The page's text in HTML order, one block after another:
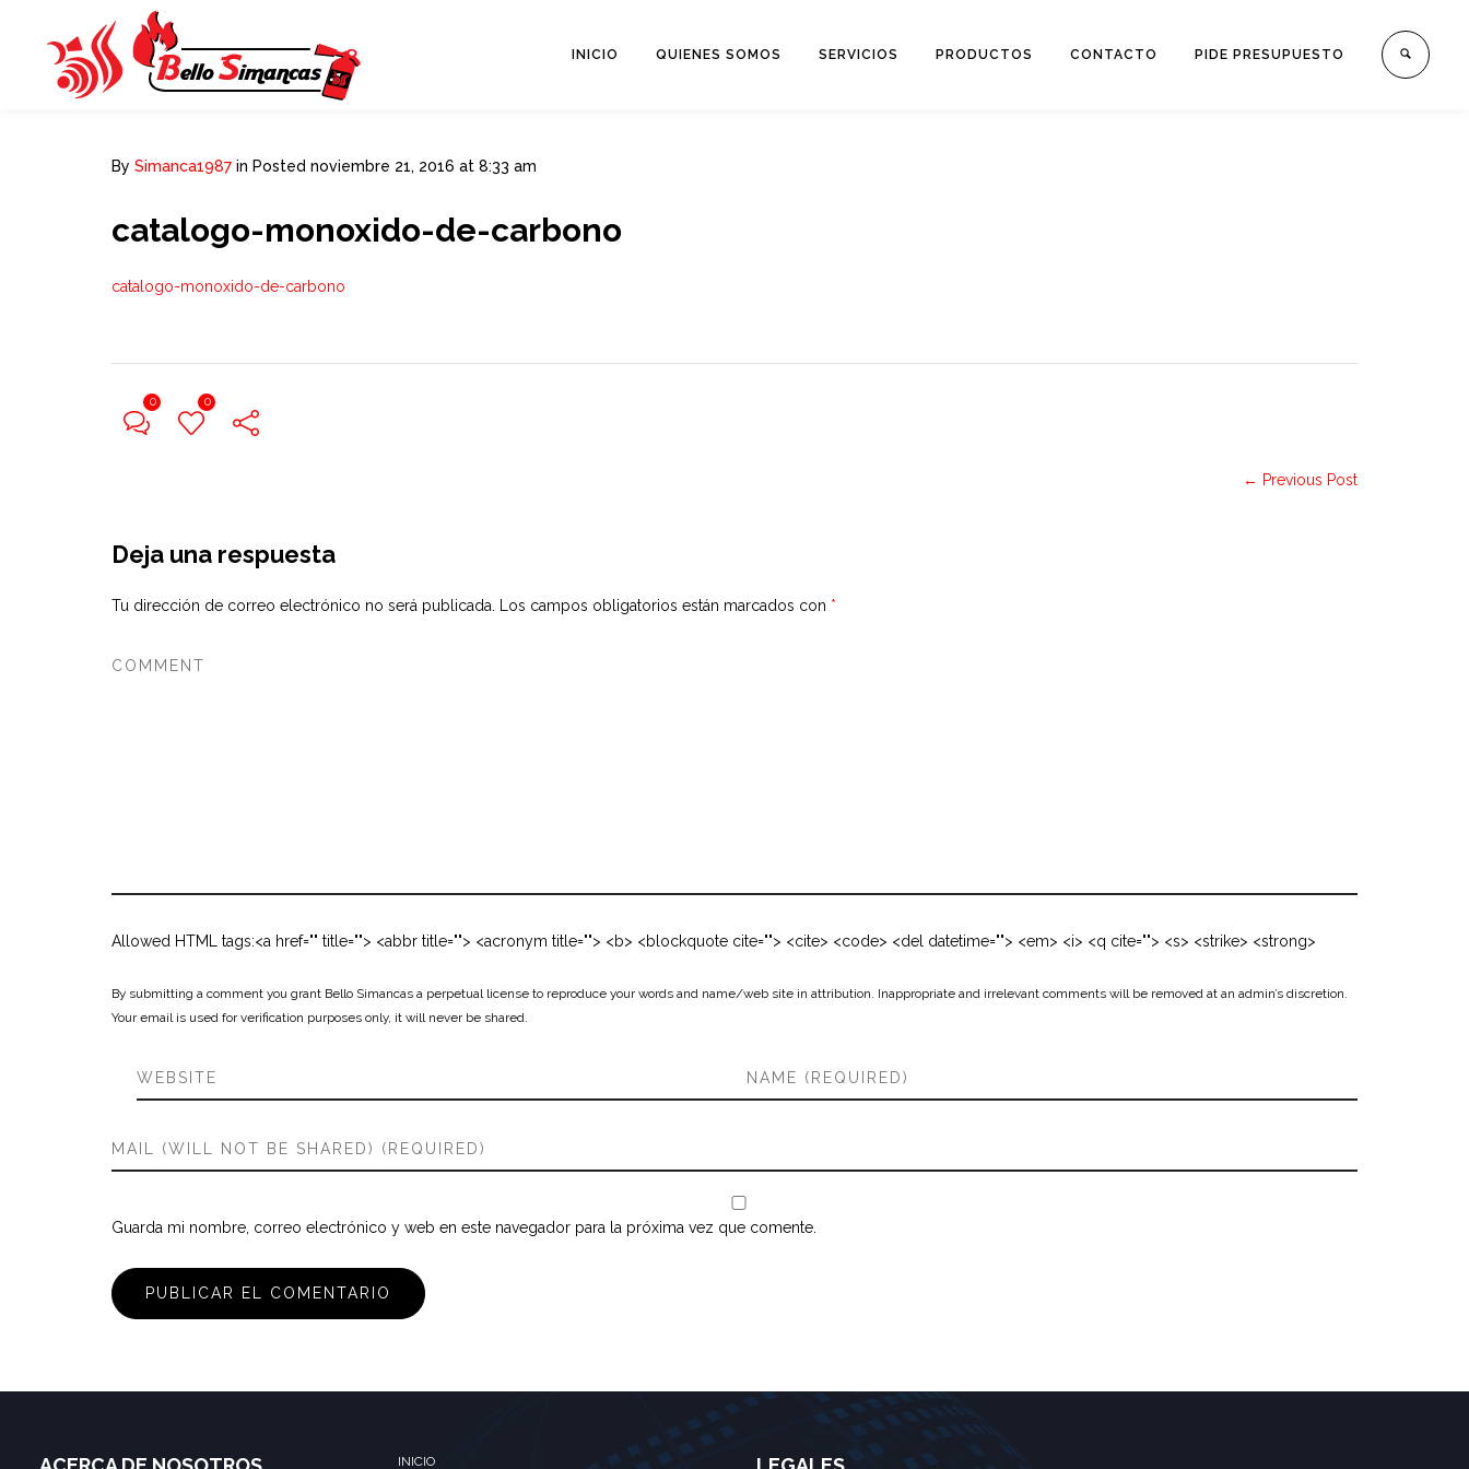
INICIO QUIENES SOMOS SERVICIOS PRODUCTOS CONTACTO PIDE PRESUPUESTO
By Simanca1987 in Posted noviembre 21, 2016 at 8:33 am
catalogo-monoxido-de-carbono
catalogo-monoxido-de-carbono
0 0
← Previous Post
Deja una respuesta
Tu dirección de correo electrónico no será publicada. Los campos obligatorios están marcados con *
Allowed HTML tags:<a href="" title=""> <abbr title=""> <acronym title=""> <b> <blockquote cite=""> <cite> <code> <del datetime=""> <em> <i> <q cite=""> <s> <strike> <strong>
By submitting a comment you grant Bello Simancas a perpetual license to reproduce your words and name/web site in attribution. Inappropriate and irrelevant comments will be removed at an admin’s discretion.
Your email is used for verification purposes only, it will never be shared.
Guarda mi nombre, correo electrónico y web en este navegador para la próxima vez que comente.
INICIO